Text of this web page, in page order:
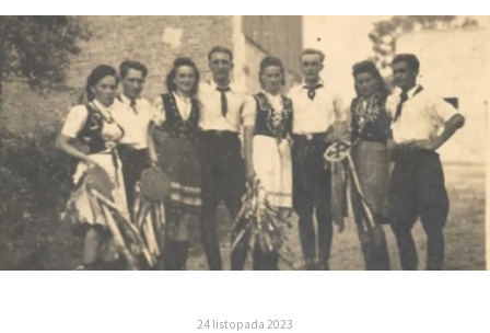
24 listopada 2023